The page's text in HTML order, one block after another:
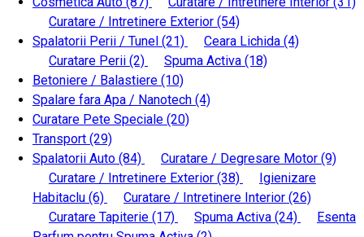
Curatare / Intretinere Exterior (54)
Spalatorii Perii / Tunel (21) Ceara Lichida (4)
Curatare Perii (2) Spuma Activa (18)
Betoniere / Balastiere (10)
Spalare fara Apa / Nanotech (4)
Curatare Pete Speciale (20)
Transport (29)
Spalatorii Auto (84) Curatare / Degresare Motor (9)
Curatare / Intretinere Exterior (38)
Igienizare
Habitaclu (6) Curatare / Intretinere Interior (26)
Curatare Tapiterie (17) Spuma Activa (24)
Esenta